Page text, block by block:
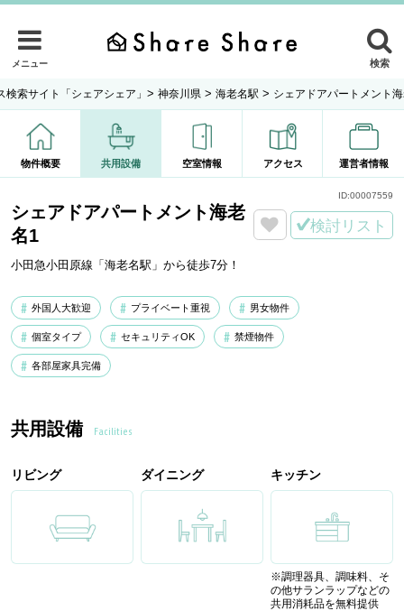
メニュー 検索
検索サイト「シェアシェア」 > 神奈川県 > 海老名駅 > シェアドアパートメント
物件概要 共用設備 空室情報 アクセス 運営者情報
シェアドアパートメント海老
名1
小田急小田原線「海老名駅」から徒歩7分！
検討リスト
外国人大歓迎 プライベート重視 男女物件
個室タイプ セキュリティOK 禁煙物件
各部屋家具完備
ID:00007559
共用設備 Facilities
リビング ダイニング キッチン
※調理器具、調味料、そ
の他サランラップなどの
共用消耗品を無料提供